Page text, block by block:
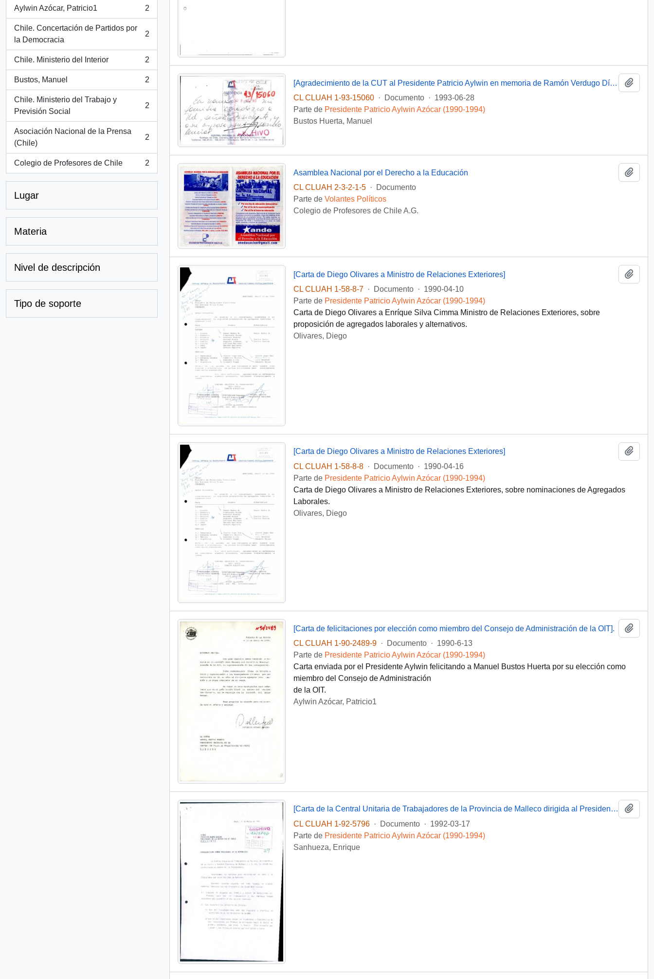
Aylwin Azócar, Patricio1
, 2 resultados
2
Chile. Concertación de Partidos por
la Democracia
, 2 resultados
2
Chile. Ministerio del Interior
, 2 resultados
2
Bustos, Manuel
, 2 resultados
2
Chile. Ministerio del Trabajo y
Previsión Social
, 2 resultados
2
Asociación Nacional de la Prensa
(Chile)
, 2 resultados
2
Colegio de Profesores de Chile
, 2 resultados
2
Lugar
Materia
Nivel de descripción
Tipo de soporte
[Agradecimiento de la CUT al Presidente Patricio Aylwin en memoria de Ramón Verdugo Díaz]
CL CLUAH 1-93-15060
· Documento · 1993-06-28
Parte de Presidente Patricio Aylwin Azócar (1990-1994)
Bustos Huerta, Manuel
Asamblea Nacional por el Derecho a la Educación
CL CLUAH 2-3-2-1-5
·
Documento
Parte de Volantes Políticos
Colegio de Profesores de Chile A.G.
[Carta de Diego Olivares a Ministro de Relaciones Exteriores]
CL CLUAH 1-58-8-7
· Documento · 1990-04-10
Parte de Presidente Patricio Aylwin Azócar (1990-1994)
Carta de Diego Olivares a Enríque Silva Cimma Ministro de Relaciones Exteriores, sobre
proposición de agregados laborales y alternativos.
Olivares, Diego
[Carta de Diego Olivares a Ministro de Relaciones Exteriores]
CL CLUAH 1-58-8-8
· Documento · 1990-04-16
Parte de Presidente Patricio Aylwin Azócar (1990-1994)
Carta de Diego Olivares a Ministro de Relaciones Exteriores, sobre nominaciones de Agregados
Laborales.
Olivares, Diego
[Carta de felicitaciones por elección como miembro del Consejo de Administración de la OIT].
CL CLUAH 1-90-2489-9
· Documento · 1990-6-13
Parte de Presidente Patricio Aylwin Azócar (1990-1994)
Carta enviada por el Presidente Aylwin felicitando a Manuel Bustos Huerta por su elección como
miembro del Consejo de Administración
de la OIT.
Aylwin Azócar, Patricio1
[Carta de la Central Unitaria de Trabajadores de la Provincia de Malleco dirigida al Presidente Patricio Aylwin, mediante la cual exponen problemáticas laborales de la zona]
CL CLUAH 1-92-5796
· Documento · 1992-03-17
Parte de Presidente Patricio Aylwin Azócar (1990-1994)
Sanhueza, Enrique